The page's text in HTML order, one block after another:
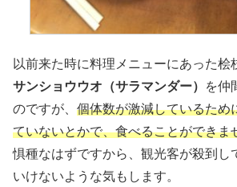
以前来た時に料理メニューにあった桧
サンショウウオ（サラマンダー）
を仲
のですが、 個体数が激減しているため
ていないとかで、食べることができま
惧種なはずですから、観光客が殺到し
いけないような気もします。